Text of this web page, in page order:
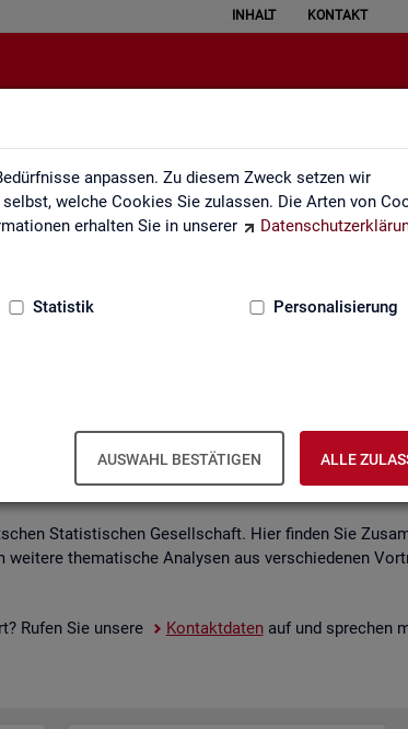
anpassen. Zu diesem Zweck setzen wir
welche Cookies Sie zulassen. Die Arten von
erhalten Sie in unserer
Statistik Personalisierung
AUSWAHL BESTÄTIGEN ALLE
INHALT KONTAKT
angewendet
an­ge­wen­det
Die Ana­ly­se­er­geb­nis­se prä­sen­tie­ren wir
Sta­tis­ti­schen Ge­sell­schaft. Hier fin­den Sie
the­ma­ti­sche Ana­ly­sen aus ver­schie­de­nen
Rufen Sie un­se­re Kon­takt­da­tenauf und spre­chen